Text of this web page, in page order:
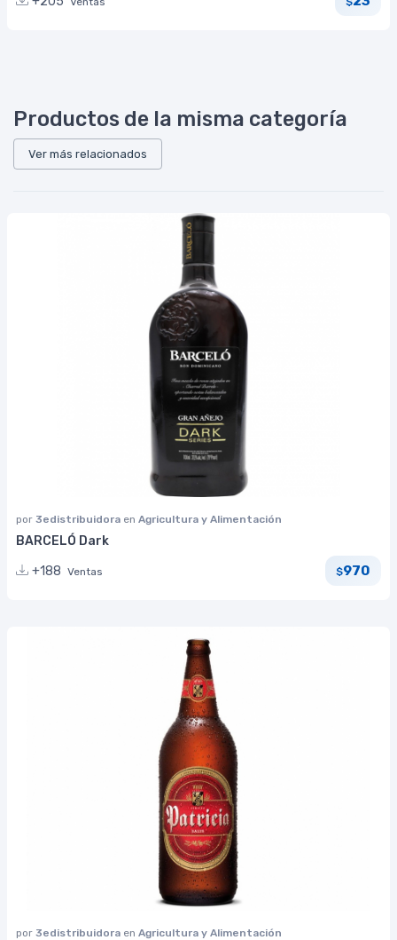
Productos de la misma categoría
Ver más relacionados
por 3edistribuidora en Agricultura y Alimentación
BARCELÓ Dark
+188 Ventas $970
por 3edistribuidora en Agricultura y Alimentación